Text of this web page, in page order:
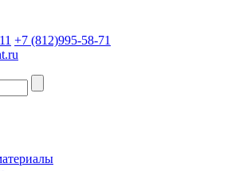
+7 (812)995-58-71